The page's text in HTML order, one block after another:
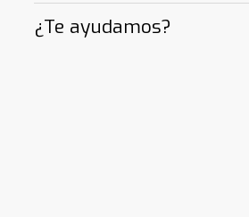
¿Te ayudamos?